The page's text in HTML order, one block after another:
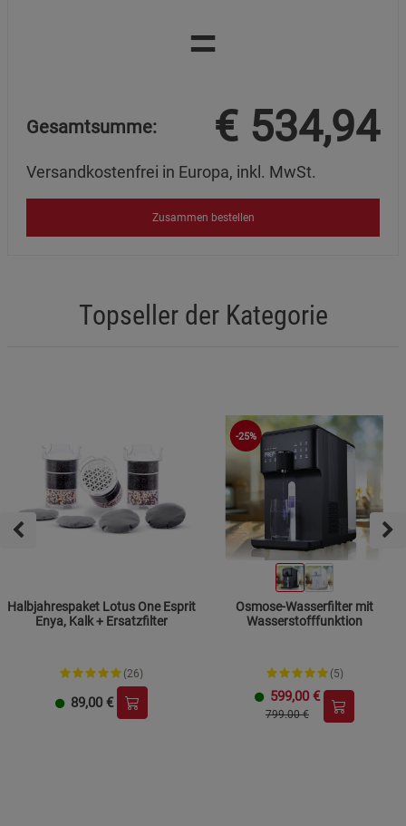
=
Gesamtsumme: € 534,94
Versandkostenfrei in Europa, inkl. MwSt.
Zusammen bestellen
Topseller der Kategorie
Halbjahrespaket Lotus One Esprit
Enya, Kalk + Ersatzfilter
(26)
89,00 €
-25%
Osmose-Wasserfilter mit
Wasserstofffunktion
(5)
599,00 €
799.00 €
Cookie-Informationen anzeigen
Marketing Cookies (3) Marketing Cookies
Beschreibung Marketing Cookies